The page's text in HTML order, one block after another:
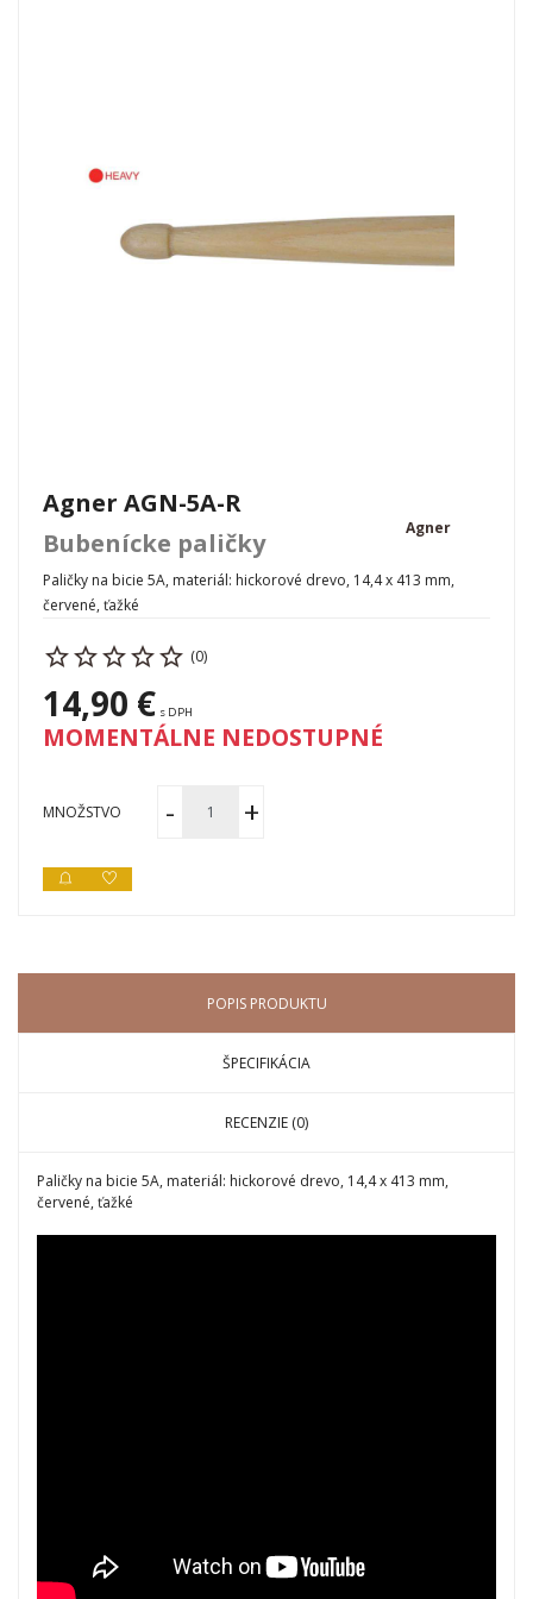
Agner AGN-5A-R
Bubenícke paličky
Agner
Paličky na bicie 5A, materiál: hickorové drevo, 14,4 x 413 mm,
červené, ťažké
(0)
14,90 € s DPH
MOMENTÁLNE NEDOSTUPNÉ
MNOŽSTVO
POPIS PRODUKTU
ŠPECIFIKÁCIA
RECENZIE (0)
Paličky na bicie 5A, materiál: hickorové drevo, 14,4 x 413 mm,
červené, ťažké